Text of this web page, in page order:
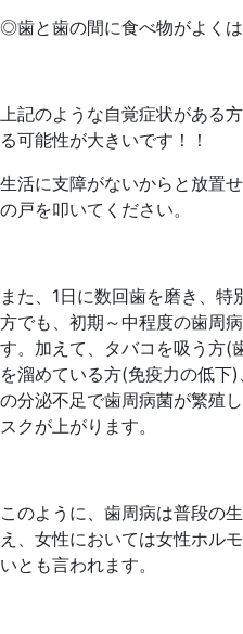
◎歯と歯の間に食べ物がよく
上記のような自覚症状がある
る可能性が大きいです！！
生活に支障がないからと放置
の戸を叩いてください。
また、1日に数回歯を磨き、特
方でも、初期～中程度の歯周
す。加えて、タバコを吸う方(
を溜めている方(免疫力の低下
の分泌不足で歯周病菌が繁殖
スクが上がります。
このように、歯周病は普段の
え、女性においては女性ホル
いとも言われます。